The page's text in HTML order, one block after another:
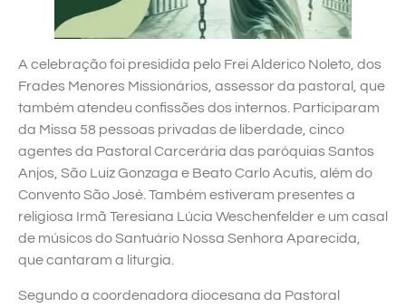
A celebração foi presidida pelo Frei Alderico Noleto, dos
Frades Menores Missionários, assessor da pastoral, que
também atendeu confissões dos internos. Participaram
da Missa 58 pessoas privadas de liberdade, cinco
agentes da Pastoral Carcerária das paróquias Santos
Anjos, São Luiz Gonzaga e Beato Carlo Acutis, além do
Convento São José. Também estiveram presentes a
religiosa Irmã Teresiana Lúcia Weschenfelder e um casal
de músicos do Santuário Nossa Senhora Aparecida,
que cantaram a liturgia.
Segundo a coordenadora diocesana da Pastoral